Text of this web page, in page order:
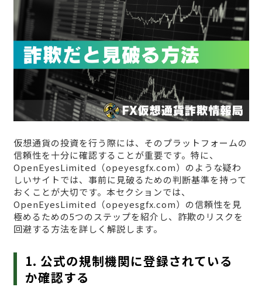
仮想通貨の投資を行う際には、そのプラットフォームの
信頼性を十分に確認することが重要です。特に、
OpenEyesLimited（opeyesgfx.com）のような疑わ
しいサイトでは、事前に見破るための判断基準を持って
おくことが大切です。本セクションでは、
OpenEyesLimited（opeyesgfx.com）の信頼性を見
極めるための5つのステップを紹介し、詐欺のリスクを
回避する方法を詳しく解説します。
1. 公式の規制機関に登録されている
か確認する